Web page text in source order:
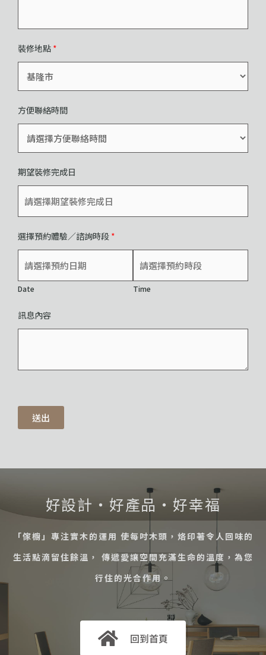
裝修地點 *
方便聯絡時間
期望裝修完成日
選擇預約體驗／諮詢時段 *
Date Time
訊息內容
送出
好設計・好產品・好幸福
「傢櫥」專注實木的運用 使每吋木頭，烙印著令人回味的
生活點滴留住餘溫， 傳遞愛讓空間充滿生命的溫度，為您
行住的光合作用。
回到首頁